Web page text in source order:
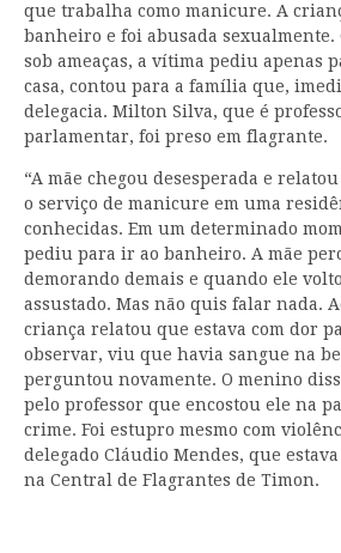
que trabalha como manicure. A
banheiro e foi abusada sexualmente.
sob ameaças, a vítima pediu apenas
casa, contou para a família que,
delegacia. Milton Silva, que é
parlamentar, foi preso em flagrante.
“A mãe chegou desesperada e
o serviço de manicure em uma
conhecidas. Em um determinado
pediu para ir ao banheiro. A mãe
demorando demais e quando ele
assustado. Mas não quis falar nada.
criança relatou que estava com dor
observar, viu que havia sangue na
perguntou novamente. O menino
pelo professor que encostou ele na
crime. Foi estupro mesmo com
delegado Cláudio Mendes, que
na Central de Flagrantes de Timon.